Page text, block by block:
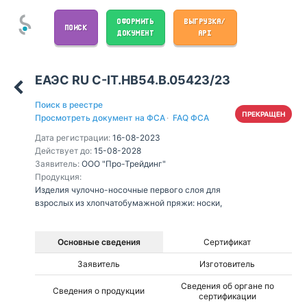
ПОИСК
ОФОРМИТЬ
ДОКУМЕНТ
ВЫГРУЗКА/
API
ЕАЭС RU С-IT.НВ54.В.05423/23
Поиск в реестре
Просмотреть документ на ФСА · FAQ ФСА
Дата регистрации: 16-08-2023
Действует до: 15-08-2028
Заявитель: ООО "Про-Трейдинг"
Продукция:
Изделия чулочно-носочные первого слоя для
взрослых из хлопчатобумажной пряжи: носки,
ПРЕКРАЩЕН
Основные сведения Сертификат
Заявитель Изготовитель
Сведения о продукции
Сведения об органе по
сертификации